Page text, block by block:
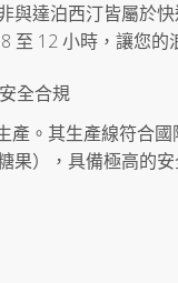
與達泊西汀皆屬於
至 12 小時，讓您的
全合規
產。其生產線符合
果），具備極高的